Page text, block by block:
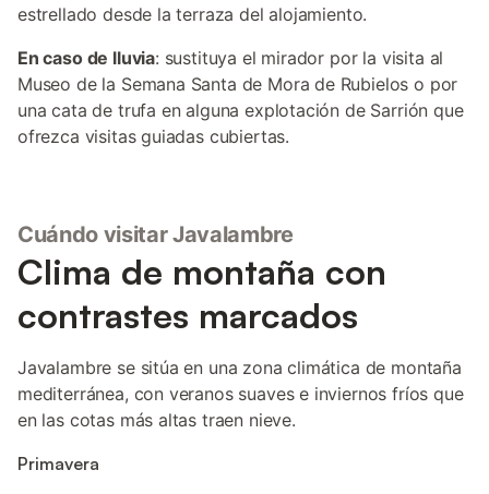
estrellado desde la terraza del alojamiento.
En caso de lluvia: sustituya el mirador por la visita al
Museo de la Semana Santa de Mora de Rubielos o por
una cata de trufa en alguna explotación de Sarrión que
ofrezca visitas guiadas cubiertas.
Cuándo visitar Javalambre
Clima de montaña con
contrastes marcados
Javalambre se sitúa en una zona climática de montaña
mediterránea, con veranos suaves e inviernos fríos que
en las cotas más altas traen nieve.
Primavera